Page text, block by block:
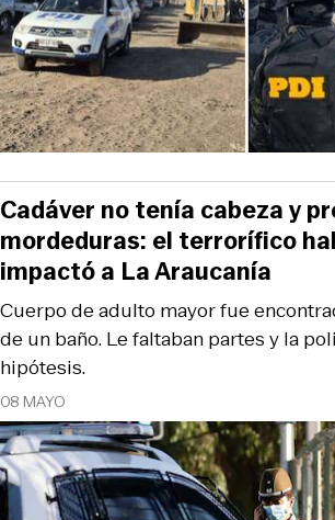
08 MAYO
Cuerpo de adulto mayor fue
de un baño. Le faltaban partes y la
hipótesis.
Cadáver no tenía cabeza y
mordeduras: el terrorífico
impactó a La Araucanía